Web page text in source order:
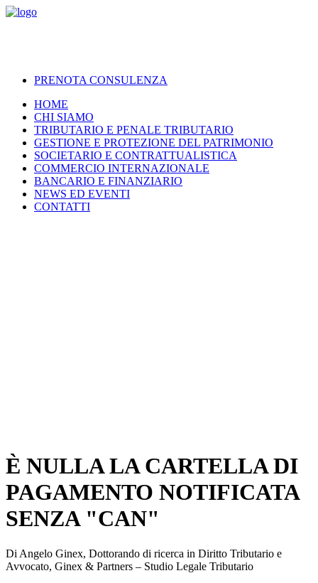
PRENOTA CONSULENZA
HOME
CHI SIAMO
TRIBUTARIO E PENALE TRIBUTARIO
GESTIONE E PROTEZIONE DEL PATRIMONIO
SOCIETARIO E CONTRATTUALISTICA
COMMERCIO INTERNAZIONALE
BANCARIO E FINANZIARIO
NEWS ED EVENTI
CONTATTI
È NULLA LA CARTELLA DI
PAGAMENTO NOTIFICATA
SENZA "CAN"
Di Angelo Ginex, Dottorando di ricerca in Diritto Tributario e
Avvocato, Ginex & Partners – Studio Legale Tributario